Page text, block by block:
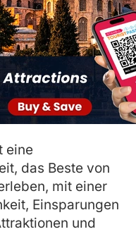
eine
das Beste von
mit einer
Einsparungen
und